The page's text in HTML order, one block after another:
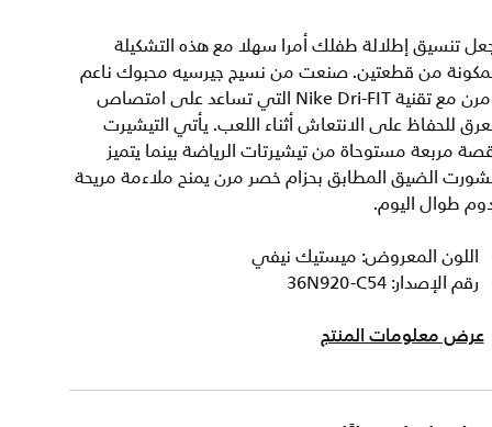
تنسيق إطلالة طفلك أمرا سهلا مع هذه التشكيلة
من قطعتين. صنعت من نسيج جيرسيه محبوك ناعم
ومرن مع تقنية Nike Dri-FIT التي تساعد على امتصاص
للحفاظ على الانتعاش أثناء اللعب. يأتي التيشيرت
مربعة مستوحاة من تيشيرتات الرياضة بينما يتميز
الضيق المطابق بحزام خصر مرن يمنح ملاءمة مريحة
طوال اليوم.
اللون المعروض: ميستيك نيفي
رقم الإصدار: 36N920-C54
عرض معلومات المنتج